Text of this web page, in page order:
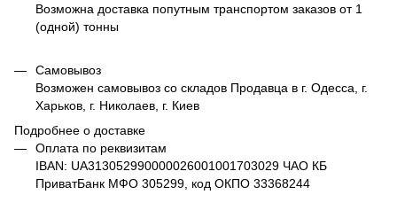
Возможна доставка попутным транспортом заказов от 1
(одной) тонны
Самовывоз
Возможен самовывоз со складов Продавца в г. Одесса, г.
Харьков, г. Николаев, г. Киев
Подробнее о доставке
Оплата по реквизитам
IBAN: UA313052990000026001001703029 ЧАО КБ
ПриватБанк МФО 305299, код ОКПО 33368244